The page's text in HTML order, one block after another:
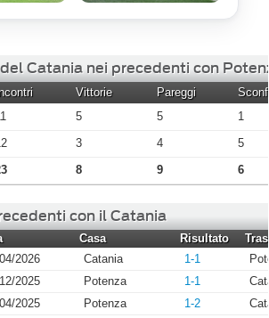
Catania nei precedenti con
Vittorie Pareggi
5 5
1
3 4
5
8 9 6
con il Catania
Casa Risultato
2026 Catania 1-1
2025 Potenza 1-1
2025 Potenza 1-2